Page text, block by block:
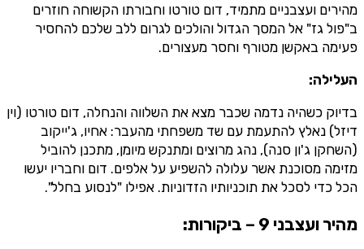
מהירים ועצבניים מתמיד, דום טורטו וחבורתו הקשוחה חוזרים
ב"פול גז" אל המסך הגדול והולכים לגרום ללב שלכם להחסיר
פעימה באקשן מטורף וחסר מעצורים.
העלילה:
בדיוק כשהיה נדמה שכבר מצא את השלווה והנחלה, דום טורטו (וין
דיזל) נאלץ להתעמת עם שד משפחתי מהעבר: אחיו, ג'ייקוב
(השחקן ג'ון סנה), נהג מרוצים ומתנקש מיומן, מתכנן להוביל
מזימה מסוכנת אשר עלולה להשפיע על אלפים. דום וחבריו יעשו
הכל כדי לסכל את תוכניותיו הזדוניות. אפילו "לנסוע בחלל".
מהיר ועצבני 9 – ביקורות :